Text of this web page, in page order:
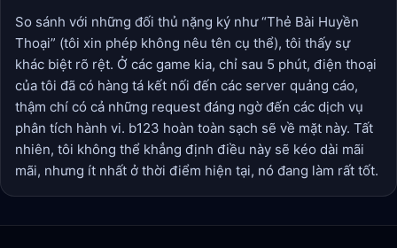
So sánh với những đối thủ nặng ký như “Thẻ Bài Huyền
Thoại” (tôi xin phép không nêu tên cụ thể), tôi thấy sự
khác biệt rõ rệt. Ở các game kia, chỉ sau 5 phút, điện thoại
của tôi đã có hàng tá kết nối đến các server quảng cáo,
thậm chí có cả những request đáng ngờ đến các dịch vụ
phân tích hành vi. b123 hoàn toàn sạch sẽ về mặt này. Tất
nhiên, tôi không thể khẳng định điều này sẽ kéo dài mãi
mãi, nhưng ít nhất ở thời điểm hiện tại, nó đang làm rất tốt.